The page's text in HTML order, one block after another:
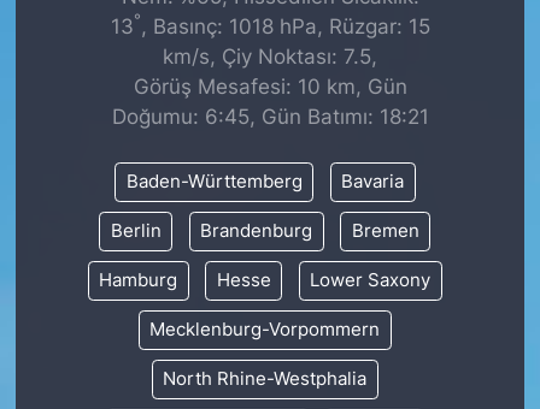
13° , Basınç: 1018 hPa, Rüzgar: 15
km/s, Çiy Noktası: 7.5,
Görüş Mesafesi: 10 km, Gün
Doğumu: 6:45, Gün Batımı: 18:21
Baden-Württemberg Bavaria
Berlin Brandenburg Bremen
Hamburg Hesse Lower Saxony
Mecklenburg-Vorpommern
North Rhine-Westphalia